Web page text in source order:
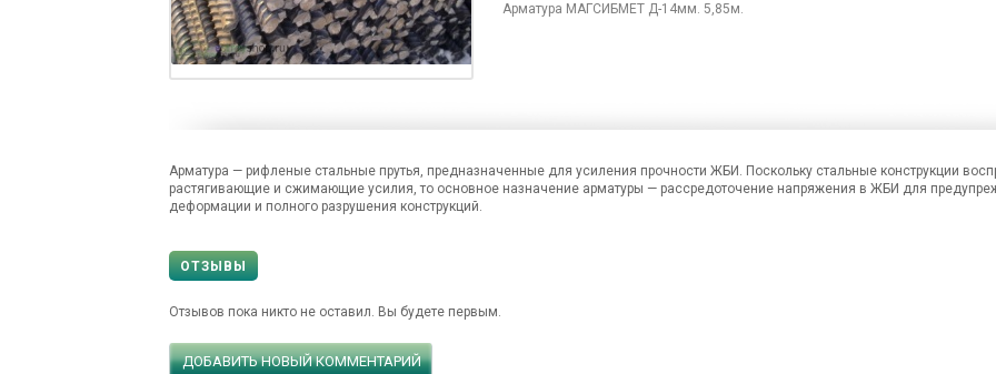
Арматура МАГСИБМЕТ Д-14мм. 5,85м.
Арматура — рифленые стальные прутья, предназначенные для усиления прочности ЖБИ. Поскольку стальные конструкции
растягивающие и сжимающие усилия, то основное назначение арматуры — рассредоточение напряжения в ЖБИ для
деформации и полного разрушения конструкций.
ОТЗЫВЫ
Отзывов пока никто не оставил. Вы будете первым.
ДОБАВИТЬ НОВЫЙ КОММЕНТАРИЙ